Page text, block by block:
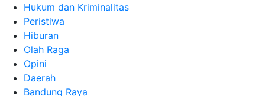
Hukum dan Kriminalitas
Peristiwa
Hiburan
Olah Raga
Opini
Daerah
Bandung Raya